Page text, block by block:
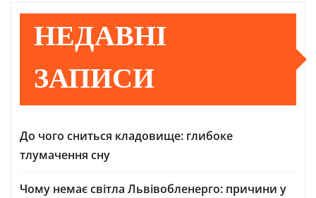
НЕДАВНІ
ЗАПИСИ
До чого сниться кладовище: глибоке
тлумачення сну
Чому немає світла Львівобленерго: причини у